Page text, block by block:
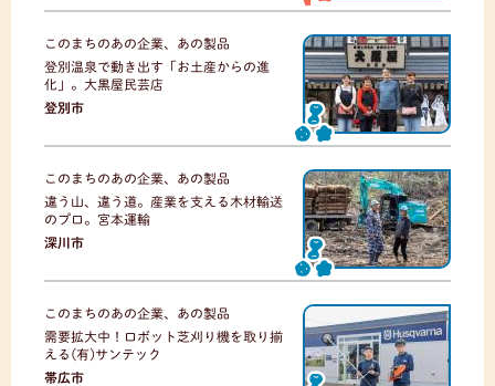
このまちのあの企業、あの製品
登別温泉で動き出す「お土産からの進
化」。大黒屋民芸店
登別市
このまちのあの企業、あの製品
違う山、違う道。産業を支える木材輸送
のプロ。宮本運輸
深川市
このまちのあの企業、あの製品
需要拡大中！ロボット芝刈り機を取り揃
える(有)サンテック
帯広市